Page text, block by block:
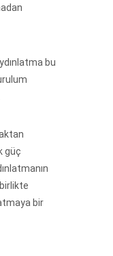
bu
güç
bir